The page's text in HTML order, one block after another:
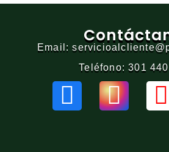
Email:
Teléfono: 301
F
a
I
n